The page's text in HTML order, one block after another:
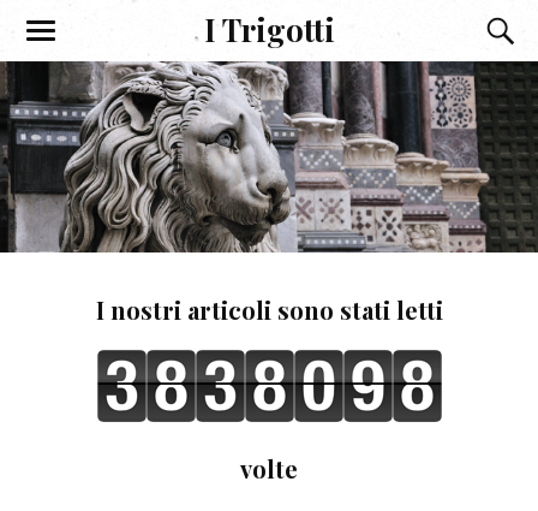
I Trigotti
I nostri articoli sono stati letti
volte